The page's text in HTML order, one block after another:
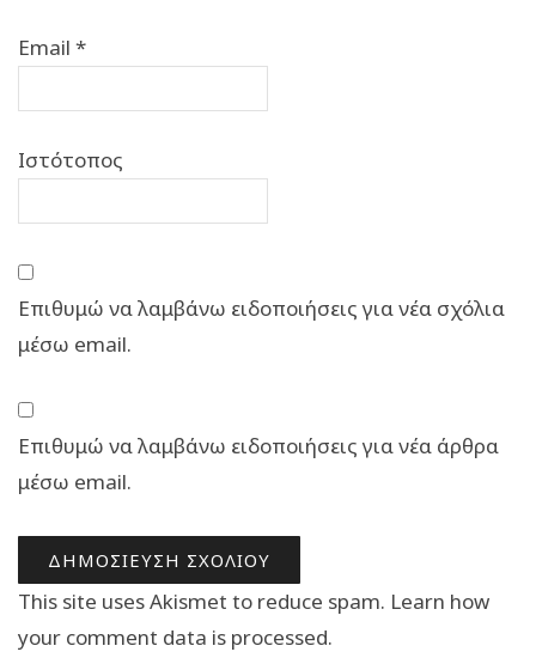
Email *
Ιστότοπος
Επιθυμώ να λαμβάνω ειδοποιήσεις για νέα σχόλια
μέσω email.
Επιθυμώ να λαμβάνω ειδοποιήσεις για νέα άρθρα
μέσω email.
This site uses Akismet to reduce spam. Learn how
your comment data is processed.